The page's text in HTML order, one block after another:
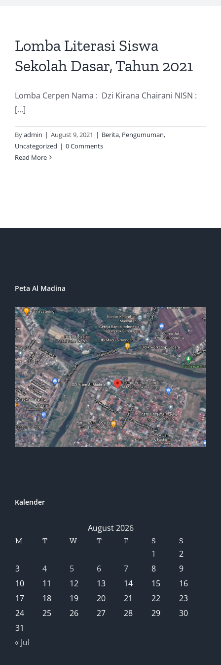
Lomba Literasi Siswa
Sekolah Dasar, Tahun 2021
Lomba Cerpen Nama : Dzi Kirana Chairani NISN :
[...]
Byadmin | August 9, 2021 | Berita, Pengumuman,
Uncategorized | 0 Comments
Read More
Peta Al Madina
Kalender
August 2026
M T W T F S S
1
2
3
4 5 6 7 8
9
10
11 12 13 14 15
16
17
18 19 20 21 22
23
24
25 26 27 28 29
30
31
« Jul